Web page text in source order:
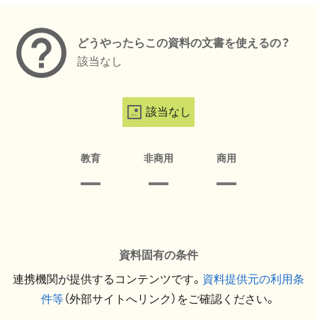
どうやったらこの資料の文書を使えるの？
該当なし
該当なし
教育 非商用 商用
資料固有の条件
連携機関が提供するコンテンツです。 資料提供元の利用条
件等（外部サイトへリンク）をご確認ください。